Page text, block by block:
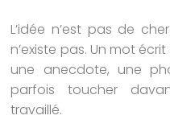
L’idée n’est pas de
n’existe pas. Un mot
une anecdote, une
parfois toucher
travaillé.